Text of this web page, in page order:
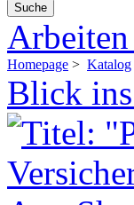
Suche
Homepage > Katalog
Blick